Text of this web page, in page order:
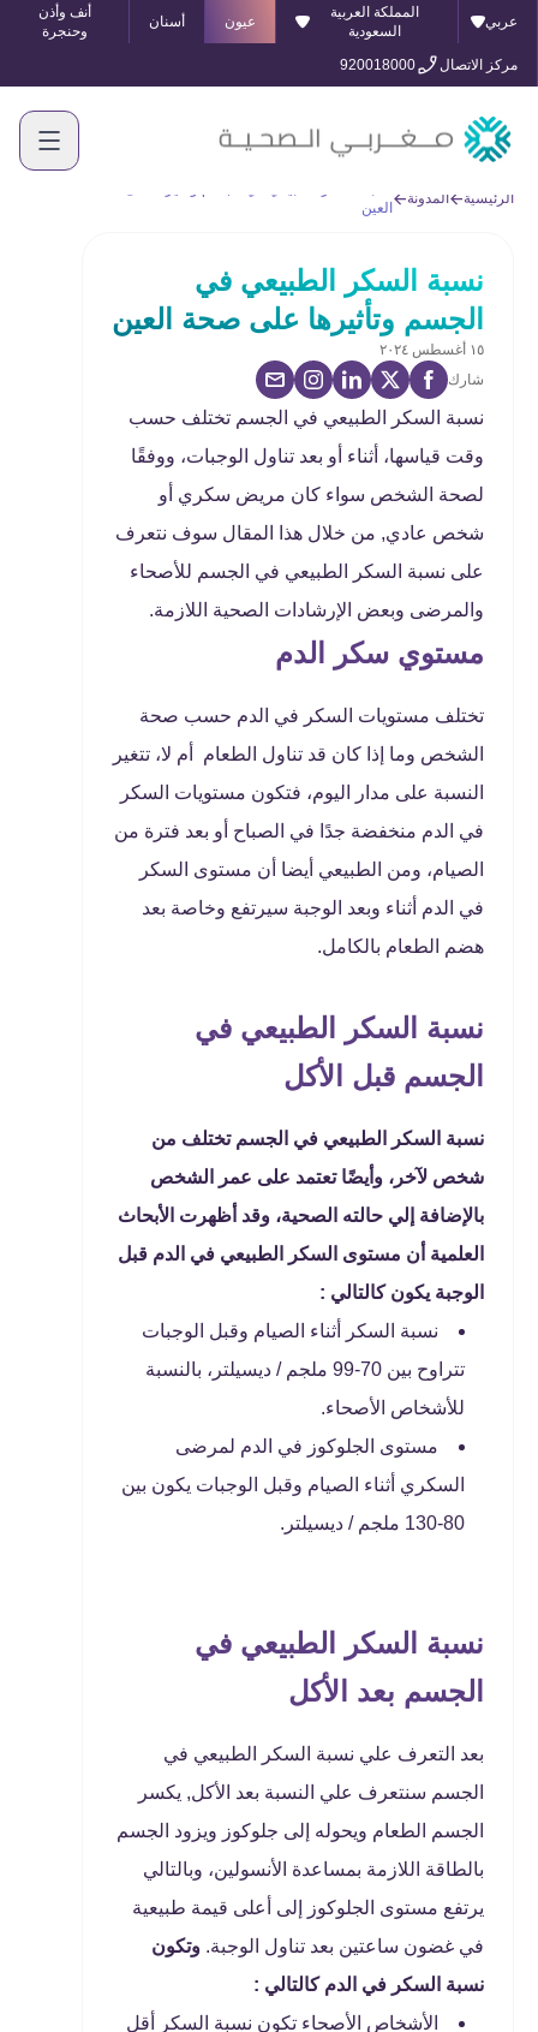
عربي
المملكة العربية
السعودية
عيون أسنان
أنف وأذن
وحنجرة
مركز الاتصال
920018000
الرئيسية المدونة
العين
نسبة السكر الطبيعي في
الجسم وتأثيرها على صحة العين
١٥ أغسطس ٢٠٢٤
شارك
نسبة السكر الطبيعي في الجسم تختلف حسب
وقت قياسها، أثناء أو بعد تناول الوجبات، ووفقًا
لصحة الشخص سواء كان مريض سكري أو
شخص عادي, من خلال هذا المقال سوف نتعرف
على نسبة السكر الطبيعي في الجسم للأصحاء
والمرضى وبعض الإرشادات الصحية اللازمة.
مستوي سكر الدم
تختلف مستويات السكر في الدم حسب صحة
الشخص وما إذا كان قد تناول الطعام أم لا، تتغير
النسبة على مدار اليوم، فتكون مستويات السكر
في الدم منخفضة جدًا في الصباح أو بعد فترة من
الصيام، ومن الطبيعي أيضا أن مستوى السكر
في الدم أثناء وبعد الوجبة سيرتفع وخاصة بعد
هضم الطعام بالكامل.
نسبة السكر الطبيعي في
الجسم قبل الأكل
نسبة السكر الطبيعي في الجسم تختلف من
شخص لآخر، وأيضًا تعتمد على عمر الشخص
بالإضافة إلي حالته الصحية، وقد أظهرت الأبحاث
العلمية أن مستوى السكر الطبيعي في الدم قبل
الوجبة يكون كالتالي :
نسبة السكر أثناء الصيام وقبل الوجبات
تتراوح بين 70-99 ملجم / ديسيلتر، بالنسبة
للأشخاص الأصحاء.
مستوى الجلوكوز في الدم لمرضى
السكري أثناء الصيام وقبل الوجبات يكون بين
80-130 ملجم / ديسيلتر.
نسبة السكر الطبيعي في
الجسم بعد الأكل
بعد التعرف علي نسبة السكر الطبيعي في
الجسم سنتعرف علي النسبة بعد الأكل, يكسر
الجسم الطعام ويحوله إلى جلوكوز ويزود الجسم
بالطاقة اللازمة بمساعدة الأنسولين، وبالتالي
يرتفع مستوى الجلوكوز إلى أعلى قيمة طبيعية
في غضون ساعتين بعد تناول الوجبة. وتكون
نسبة السكر في الدم كالتالي :
الأشخاص الأصحاء تكون نسبة السكر أقل